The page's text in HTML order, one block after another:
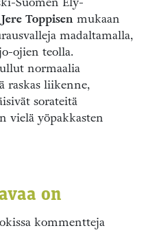
Jere Toppisen mukaan
madaltamalla,
ojien teolla.
normaalia
raskas liikenne,
sorateitä
vielä yöpakkasten
on
kommentteja